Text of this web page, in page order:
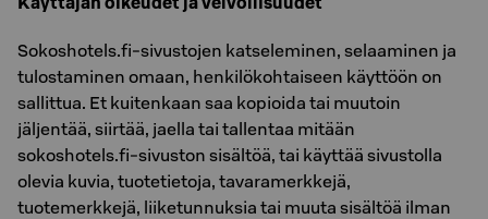
Sokoshotels.fi-sivustojen katseleminen, selaaminen ja
tulostaminen omaan, henkilökohtaiseen käyttöön on
sallittua. Et kuitenkaan saa kopioida tai muutoin
jäljentää, siirtää, jaella tai tallentaa mitään
sokoshotels.fi-sivuston sisältöä, tai käyttää sivustolla
olevia kuvia, tuotetietoja, tavaramerkkejä,
tuotemerkkejä, liiketunnuksia tai muuta sisältöä ilman